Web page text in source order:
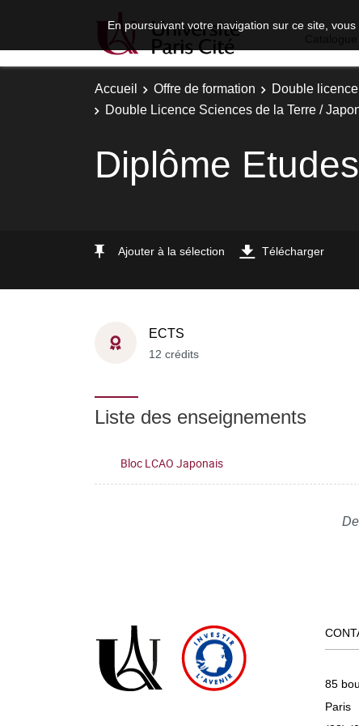
En poursuivant votre navigation sur ce site,
Accueil Offre de formation Double licence
Double Licence Sciences de la Terre /
Diplôme
Ajouter à la sélection Télécharger
ECTS
12 crédits
Liste des enseignements
Bloc LCAO Japonais
85
Paris